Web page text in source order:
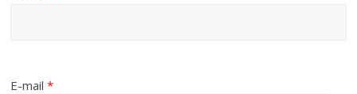
E-mail*